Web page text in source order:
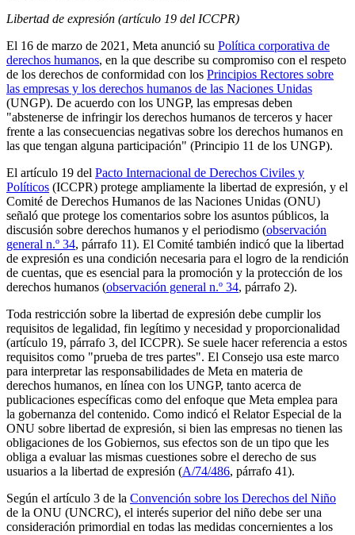
Libertad de expresión (artículo 19 del ICCPR)
El 16 de marzo de 2021, Meta anunció su Política corporativa de
derechos humanos, en la que describe su compromiso con el respeto
de los derechos de conformidad con los Principios Rectores sobre
las empresas y los derechos humanos de las Naciones Unidas
(UNGP). De acuerdo con los UNGP, las empresas deben
"abstenerse de infringir los derechos humanos de terceros y hacer
frente a las consecuencias negativas sobre los derechos humanos en
las que tengan alguna participación" (Principio 11 de los UNGP).
El artículo 19 del Pacto Internacional de Derechos Civiles y
Políticos (ICCPR) protege ampliamente la libertad de expresión, y el
Comité de Derechos Humanos de las Naciones Unidas (ONU)
señaló que protege los comentarios sobre los asuntos públicos, la
discusión sobre derechos humanos y el periodismo (observación
general n.º 34, párrafo 11). El Comité también indicó que la libertad
de expresión es una condición necesaria para el logro de la rendición
de cuentas, que es esencial para la promoción y la protección de los
derechos humanos (observación general n.º 34, párrafo 2).
Toda restricción sobre la libertad de expresión debe cumplir los
requisitos de legalidad, fin legítimo y necesidad y proporcionalidad
(artículo 19, párrafo 3, del ICCPR). Se suele hacer referencia a estos
requisitos como "prueba de tres partes". El Consejo usa este marco
para interpretar las responsabilidades de Meta en materia de
derechos humanos, en línea con los UNGP, tanto acerca de
publicaciones específicas como del enfoque que Meta emplea para
la gobernanza del contenido. Como indicó el Relator Especial de la
ONU sobre libertad de expresión, si bien las empresas no tienen las
obligaciones de los Gobiernos, sus efectos son de un tipo que les
obliga a evaluar las mismas cuestiones sobre el derecho de sus
usuarios a la libertad de expresión (A/74/486, párrafo 41).
Según el artículo 3 de la Convención sobre los Derechos del Niño
de la ONU (UNCRC), el interés superior del niño debe ser una
consideración primordial en todas las medidas concernientes a los